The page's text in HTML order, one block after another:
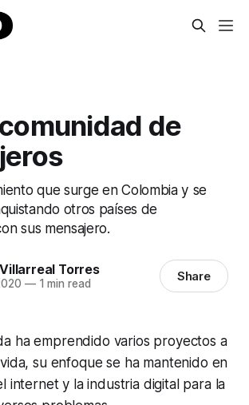
de
que surge en Colombia y se
otros países de
sus mensajero.
Torres
—1 min read Share
ha emprendido varios proyectos a
su enfoque se ha mantenido en
internet y la industria digital para la